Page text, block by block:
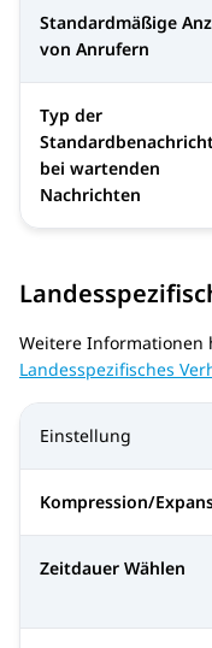
Standardmäßige
von Anrufern
Typ der
bei wartenden
Nachrichten
Weitere Informationen
Landesspezifisches
Einstellung
Kompression/
Zeitdauer Wählen